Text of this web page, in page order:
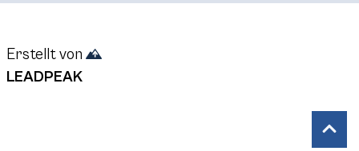
Erstellt von
LEADPEAK